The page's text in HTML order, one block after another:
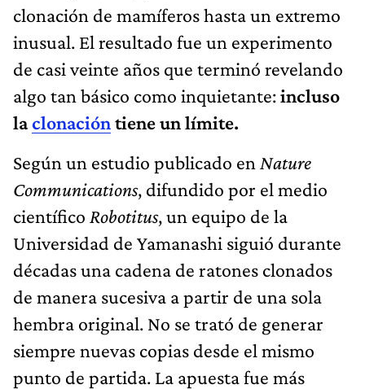
clonación de mamíferos hasta un extremo
inusual. El resultado fue un experimento
de casi veinte años que terminó revelando
algo tan básico como inquietante:incluso
laclonacióntiene un límite.
Según un estudio publicado en Nature
Communications, difundido por el medio
científico Robotitus, un equipo de la
Universidad de Yamanashi siguió durante
décadas una cadena de ratones clonados
de manera sucesiva a partir de una sola
hembra original. No se trató de generar
siempre nuevas copias desde el mismo
punto de partida. La apuesta fue más